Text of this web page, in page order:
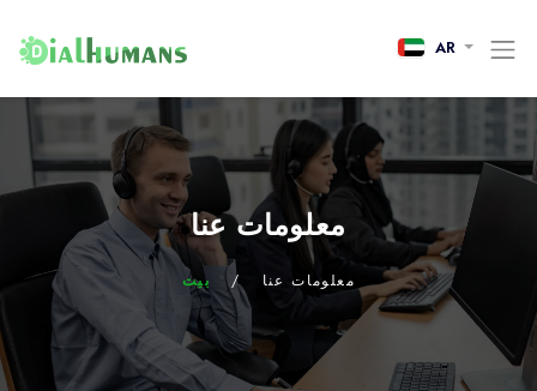
AR
معلومات عنا
بيت / معلومات عنا